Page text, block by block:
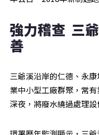
強力稽查  三
善
三爺溪沿岸的仁德、永
業中小型工廠群聚，常
深夜，將廢水繞過處理